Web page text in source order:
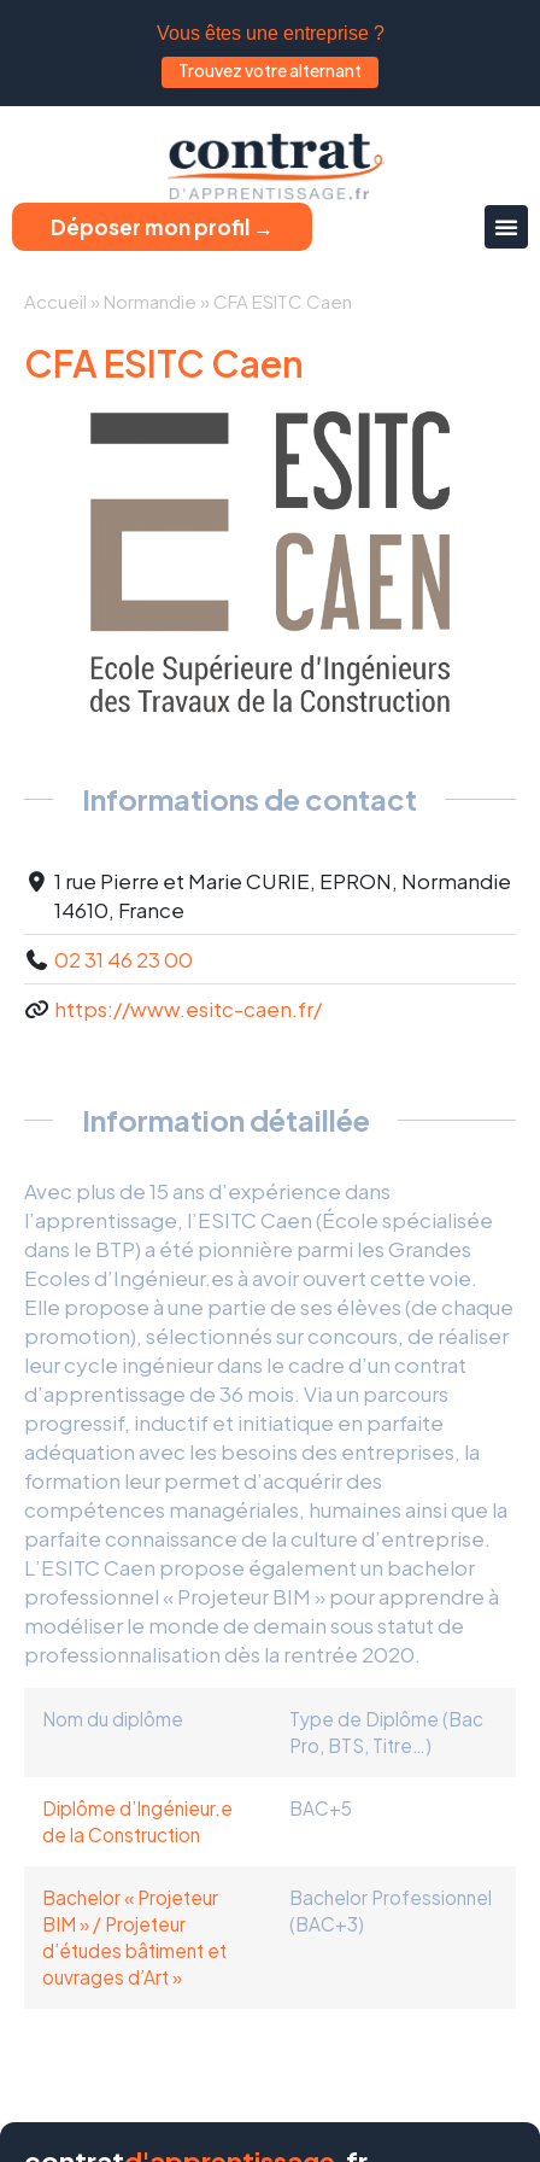
Vous êtes une entreprise ?
Trouvez votre alternant
Déposer mon profil →
Accueil » Normandie » CFA ESITC Caen
CFA ESITC Caen
Informations de contact
1 rue Pierre et Marie CURIE, EPRON, Normandie
14610, France
02 31 46 23 00
https://www.esitc-caen.fr/
Information détaillée
Avec plus de 15 ans d’expérience dans
l’apprentissage, l’ESITC Caen (École spécialisée
dans le BTP) a été pionnière parmi les Grandes
Ecoles d’Ingénieur.es à avoir ouvert cette voie.
Elle propose à une partie de ses élèves (de chaque
promotion), sélectionnés sur concours, de réaliser
leur cycle ingénieur dans le cadre d’un contrat
d’apprentissage de 36 mois. Via un parcours
progressif, inductif et initiatique en parfaite
adéquation avec les besoins des entreprises, la
formation leur permet d’acquérir des
compétences managériales, humaines ainsi que la
parfaite connaissance de la culture d’entreprise.
L’ESITC Caen propose également un bachelor
professionnel « Projeteur BIM » pour apprendre à
modéliser le monde de demain sous statut de
professionnalisation dès la rentrée 2020.
Nom du diplôme
Type de Diplôme (Bac
Pro, BTS, Titre…)
Diplôme d’Ingénieur.e
de la Construction
BAC+5
Bachelor « Projeteur
BIM » / Projeteur
d’études bâtiment et
ouvrages d’Art »
Bachelor Professionnel
(BAC+3)